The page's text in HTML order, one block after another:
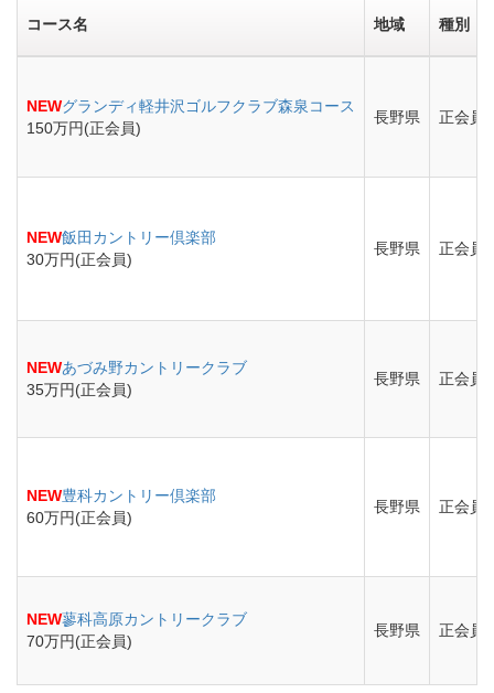
コース名 地域 種別
NEWグランディ軽井沢ゴルフクラブ森泉コース
150万円(正会員)
長野県 正会員
NEW飯田カントリー倶楽部
30万円(正会員)
長野県 正会員
NEWあづみ野カントリークラブ
35万円(正会員)
長野県 正会員
NEW豊科カントリー倶楽部
60万円(正会員)
長野県 正会員
NEW蓼科高原カントリークラブ
70万円(正会員)
長野県 正会員